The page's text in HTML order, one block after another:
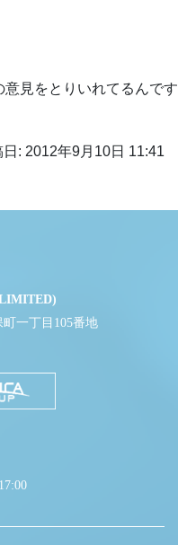
見をとりいれてるんです
日: 2012年9月10日 11:41
一丁目105番地